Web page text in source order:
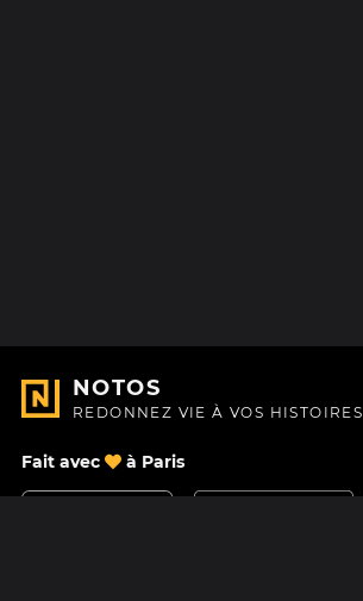
NOTOS
REDONNEZ VIE À VOS HISTOIRES
Fait avec à Paris